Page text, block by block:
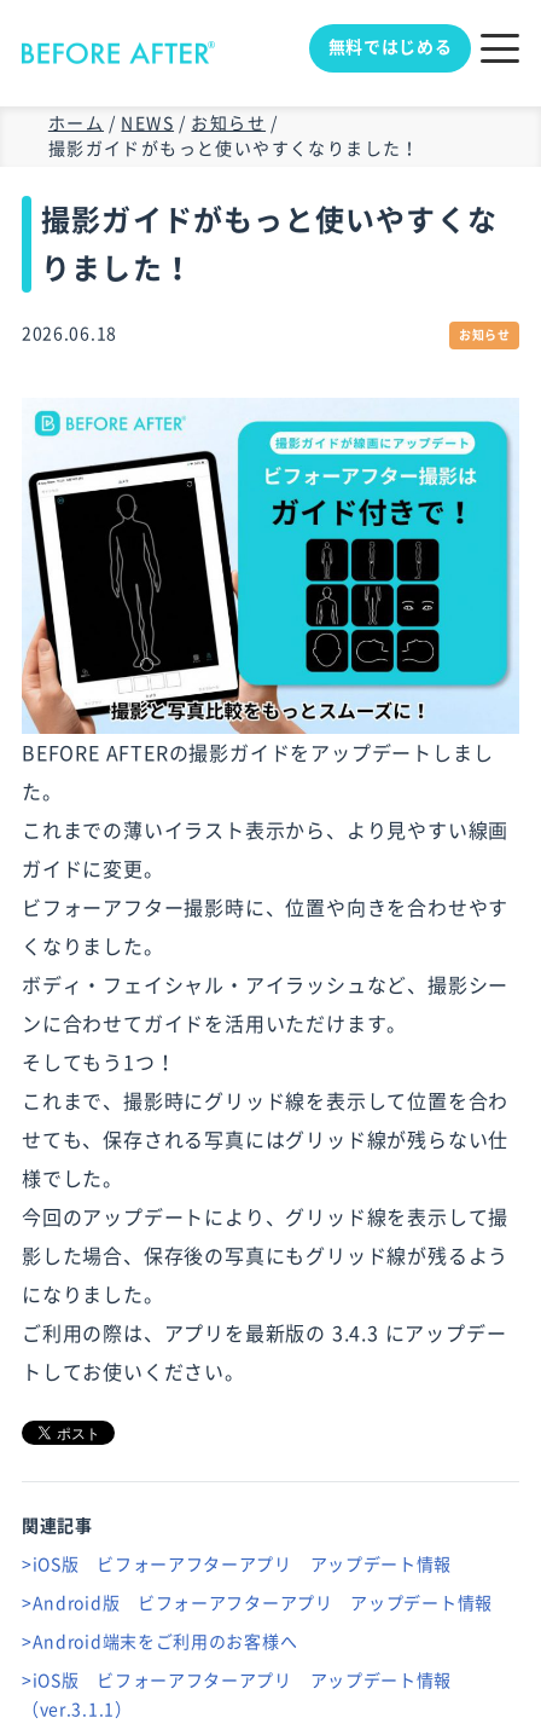
無料ではじめる
ホーム / NEWS / お知らせ /
撮影ガイドがもっと使いやすくなりました！
撮影ガイドがもっと使いやすくな
りました！
2026.06.18 お知らせ
BEFORE AFTERの撮影ガイドをアップデートしまし
た。
これまでの薄いイラスト表示から、より見やすい線画
ガイドに変更。
ビフォーアフター撮影時に、位置や向きを合わせやす
くなりました。
ボディ・フェイシャル・アイラッシュなど、撮影シー
ンに合わせてガイドを活用いただけます。
そしてもう1つ！
これまで、撮影時にグリッド線を表示して位置を合わ
せても、保存される写真にはグリッド線が残らない仕
様でした。
今回のアップデートにより、グリッド線を表示して撮
影した場合、保存後の写真にもグリッド線が残るよう
になりました。
ご利用の際は、アプリを最新版の 3.4.3 にアップデー
トしてお使いください。
関連記事
>iOS版 ビフォーアフターアプリ アップデート情報
>Android版 ビフォーアフターアプリ アップデート情報
>Android端末をご利用のお客様へ
>iOS版 ビフォーアフターアプリ アップデート情報
（ver.3.1.1）